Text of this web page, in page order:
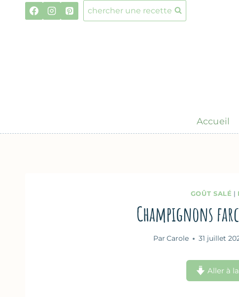
chercher une recette
Accueil
GOÛT SALÉ |
Champignons
Par Carole 31 juillet
Aller à